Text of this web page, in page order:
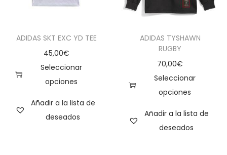
ADIDAS SKT EXC YD TEE
45,00€
Seleccionar
opciones
Añadir a la lista de
deseados
ADIDAS TYSHAWN
RUGBY
70,00€
Seleccionar
opciones
Añadir a la lista de
deseados